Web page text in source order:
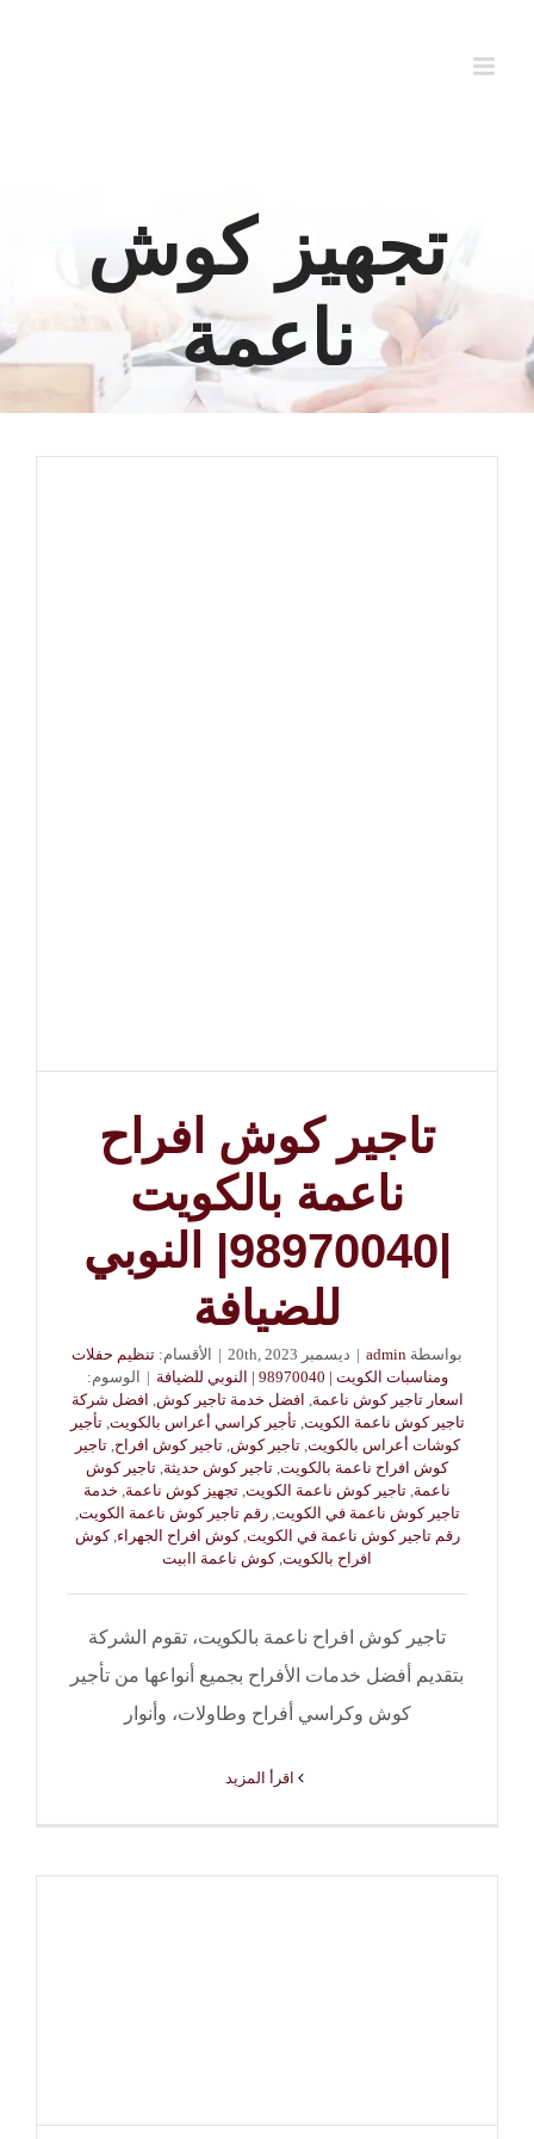
تجهيز كوش
ناعمة
تاجير كوش افراح
ناعمة بالكويت
|98970040| النوبي
للضيافة
بواسطة admin
| ديسمبر 20th, 2023 | الأقسام: تنظيم حفلات
ومناسبات الكويت | 98970040 | النوبي للضيافة
|
الوسوم:
اسعار تاجير كوش ناعمة, افضل خدمة تاجير كوش, افضل شركة
تاجير كوش ناعمة الكويت,تأجير كراسي أعراس بالكويت,تأجير
كوشات أعراس بالكويت,تاجير كوش,تاجير كوش افراح,تاجير
كوش افراح ناعمة بالكويت, تاجير كوش حديثة, تاجير كوش
ناعمة, تاجير كوش ناعمة الكويت, تجهيز كوش ناعمة, خدمة
تاجير كوش ناعمة في الكويت,رقم تاجير كوش ناعمة الكويت,
رقم تاجير كوش ناعمة في الكويت,كوش افراح الجهراء,كوش
افراح بالكويت,كوش ناعمة اابيت
تاجير كوش افراح ناعمة بالكويت، تقوم الشركة
بتقديم أفضل خدمات الأفراح بجميع أنواعها من تأجير
كوش وكراسي أفراح وطاولات، وأنوار